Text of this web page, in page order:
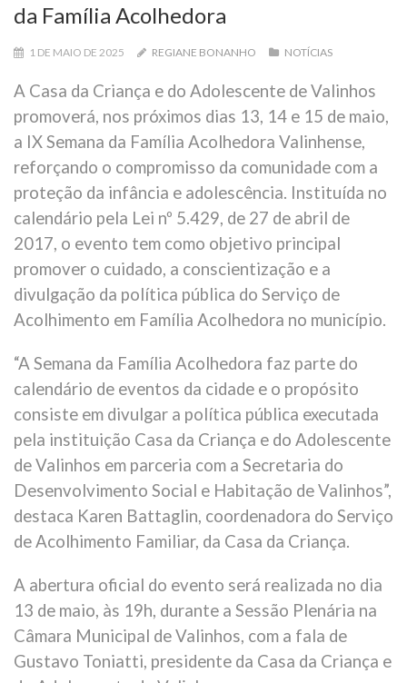
da Família Acolhedora
1 DE MAIO DE 2025 REGIANE BONANHO NOTÍCIAS
A Casa da Criança e do Adolescente de Valinhos
promoverá, nos próximos dias 13, 14 e 15 de maio,
a IX Semana da Família Acolhedora Valinhense,
reforçando o compromisso da comunidade com a
proteção da infância e adolescência. Instituída no
calendário pela Lei nº 5.429, de 27 de abril de
2017, o evento tem como objetivo principal
promover o cuidado, a conscientização e a
divulgação da política pública do Serviço de
Acolhimento em Família Acolhedora no município.
“A Semana da Família Acolhedora faz parte do
calendário de eventos da cidade e o propósito
consiste em divulgar a política pública executada
pela instituição Casa da Criança e do Adolescente
de Valinhos em parceria com a Secretaria do
Desenvolvimento Social e Habitação de Valinhos”,
destaca Karen Battaglin, coordenadora do Serviço
de Acolhimento Familiar, da Casa da Criança.
A abertura oficial do evento será realizada no dia
13 de maio, às 19h, durante a Sessão Plenária na
Câmara Municipal de Valinhos, com a fala de
Gustavo Toniatti, presidente da Casa da Criança e